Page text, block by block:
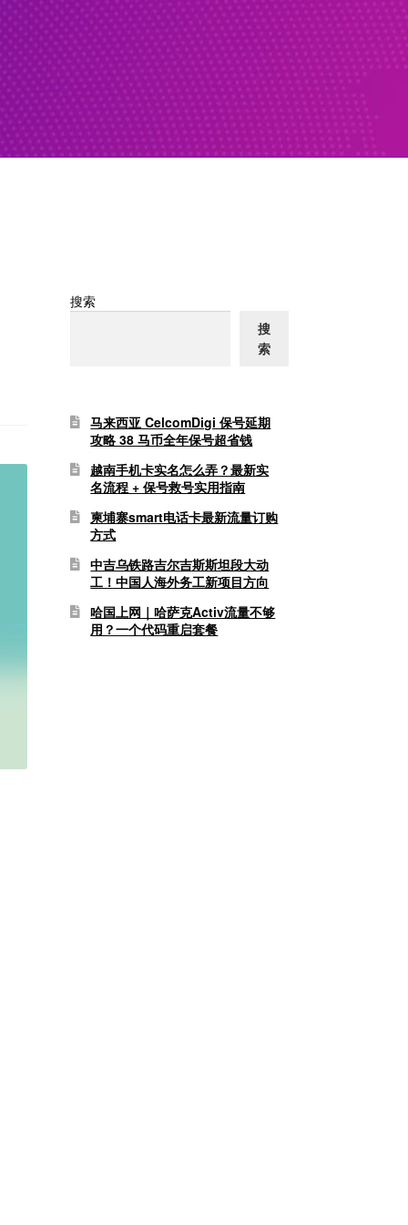
搜索
搜
索
马来西亚 CelcomDigi 保号延期
攻略 38 马币全年保号超省钱
越南手机卡实名怎么弄？最新实
名流程 + 保号救号实用指南
柬埔寨smart电话卡最新流量订购
方式
中吉乌铁路吉尔吉斯斯坦段大动
工！中国人海外务工新项目方向
哈国上网｜哈萨克Activ流量不够
用？一个代码重启套餐